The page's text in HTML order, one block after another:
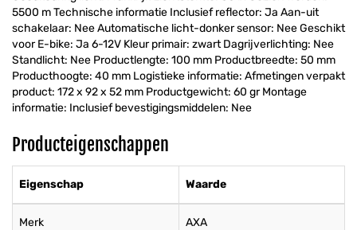
5500 m Technische informatie Inclusief reflector: Ja Aan-uit
schakelaar: Nee Automatische licht-donker sensor: Nee Geschikt
voor E-bike: Ja 6-12V Kleur primair: zwart Dagrijverlichting: Nee
Standlicht: Nee Productlengte: 100 mm Productbreedte: 50 mm
Producthoogte: 40 mm Logistieke informatie: Afmetingen verpakt
product: 172 x 92 x 52 mm Productgewicht: 60 gr Montage
informatie: Inclusief bevestigingsmiddelen: Nee
Producteigenschappen
Eigenschap Waarde
Merk AXA